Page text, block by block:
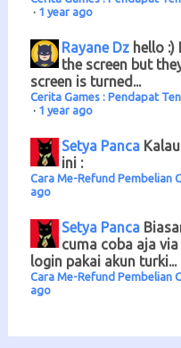
· 1 year ago
Rayane Dz hello
the screen but
screen is turned...
Cerita Games : Pendapat
· 1 year ago
Setya Panca
ini :
Cara Me-Refund Pembelian
ago
Setya Panca
cuma coba aja
login pakai akun turki...
Cara Me-Refund Pembelian
ago